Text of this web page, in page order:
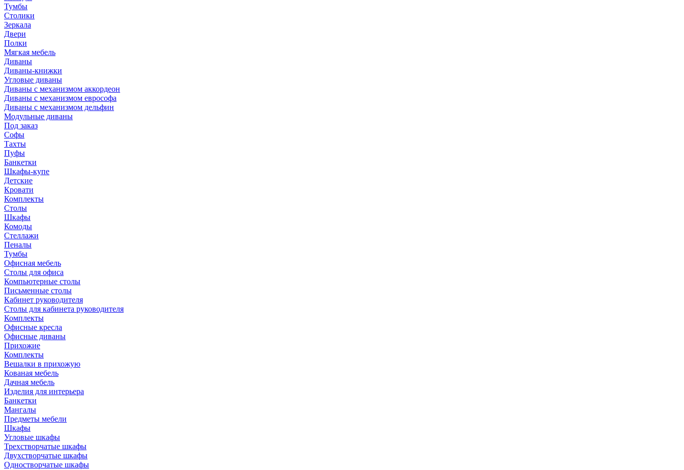
Тумбы
Столики
Зеркала
Двери
Полки
Мягкая мебель
Диваны
Диваны-книжки
Угловые диваны
Диваны с механизмом аккордеон
Диваны с механизмом еврософа
Диваны с механизмом дельфин
Модульные диваны
Под заказ
Софы
Тахты
Пуфы
Банкетки
Шкафы-купе
Детские
Кровати
Комплекты
Столы
Шкафы
Комоды
Стеллажи
Пеналы
Тумбы
Офисная мебель
Столы для офиса
Компьютерные столы
Письменные столы
Кабинет руководителя
Столы для кабинета руководителя
Комплекты
Офисные кресла
Офисные диваны
Прихожие
Комплекты
Вешалки в прихожую
Кованая мебель
Дачная мебель
Изделия для интерьера
Банкетки
Мангалы
Предметы мебели
Шкафы
Угловые шкафы
Трехстворчатые шкафы
Двухстворчатые шкафы
Одностворчатые шкафы